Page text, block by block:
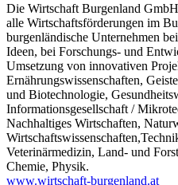
Die Wirtschaft Burgenland
alle Wirtschaftsförderungen im
burgenländische Unternehmen
Ideen, bei Forschungs- und
Umsetzung von innovativen
Ernährungswissenschaften,
und Biotechnologie,
Informationsgesellschaft /
Nachhaltiges Wirtschaften,
Veterinärmedizin, Land- und
Chemie, Physik.
www.wirtschaft-burgenland.at